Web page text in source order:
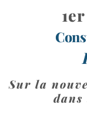
Sur la